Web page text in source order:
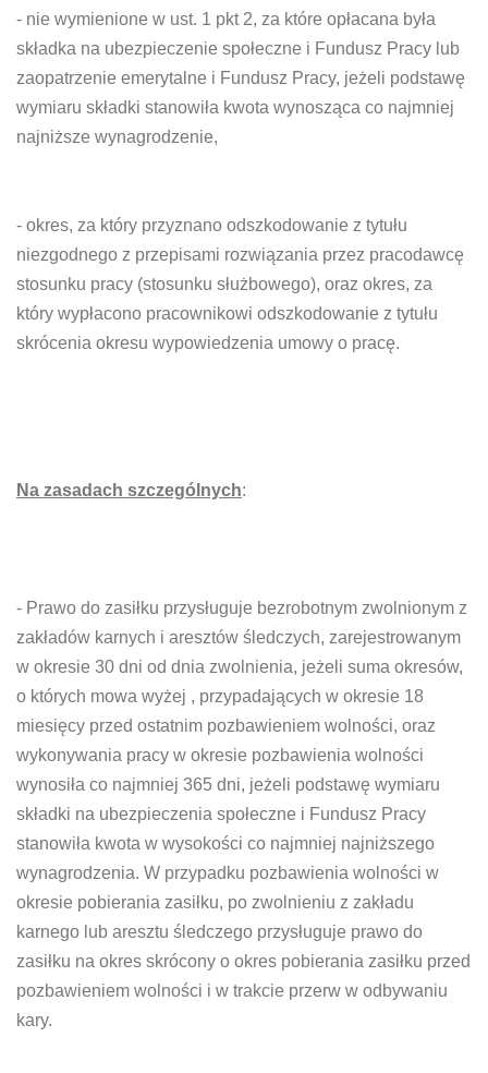
- nie wymienione w ust. 1 pkt 2, za które opłacana była
składka na ubezpieczenie społeczne i Fundusz Pracy lub
zaopatrzenie emerytalne i Fundusz Pracy, jeżeli podstawę
wymiaru składki stanowiła kwota wynosząca co najmniej
najniższe wynagrodzenie,
- okres, za który przyznano odszkodowanie z tytułu
niezgodnego z przepisami rozwiązania przez pracodawcę
stosunku pracy (stosunku służbowego), oraz okres, za
który wypłacono pracownikowi odszkodowanie z tytułu
skrócenia okresu wypowiedzenia umowy o pracę.
Na zasadach szczególnych:
- Prawo do zasiłku przysługuje bezrobotnym zwolnionym z
zakładów karnych i aresztów śledczych, zarejestrowanym
w okresie 30 dni od dnia zwolnienia, jeżeli suma okresów,
o których mowa wyżej , przypadających w okresie 18
miesięcy przed ostatnim pozbawieniem wolności, oraz
wykonywania pracy w okresie pozbawienia wolności
wynosiła co najmniej 365 dni, jeżeli podstawę wymiaru
składki na ubezpieczenia społeczne i Fundusz Pracy
stanowiła kwota w wysokości co najmniej najniższego
wynagrodzenia. W przypadku pozbawienia wolności w
okresie pobierania zasiłku, po zwolnieniu z zakładu
karnego lub aresztu śledczego przysługuje prawo do
zasiłku na okres skrócony o okres pobierania zasiłku przed
pozbawieniem wolności i w trakcie przerw w odbywaniu
kary.